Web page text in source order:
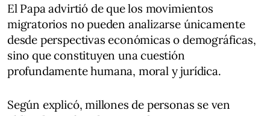
El Papa advirtió de que los movimientos
migratorios no pueden analizarse únicamente
desde perspectivas económicas o demográficas,
sino que constituyen una cuestión
profundamente humana, moral y jurídica.
Según explicó, millones de personas se ven